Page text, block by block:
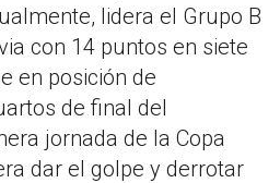
lidera el Grupo B
con 14 puntos en siete
en posición de
de final del
jornada de la Copa
dar el golpe y derrotar